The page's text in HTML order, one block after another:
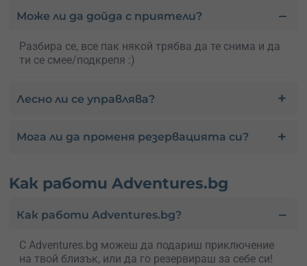
Може ли да дойда с приятели?
Разбира се, все пак някой трябва да те снима и да
ти се смее/подкрепя :)
Лесно ли се управлява?
Мога ли да променя резервацията си?
Kак работи Adventures.bg
Как работи Adventures.bg?
С Adventures.bg можеш да подариш приключение
на твой близък, или да го резервираш за себе си!